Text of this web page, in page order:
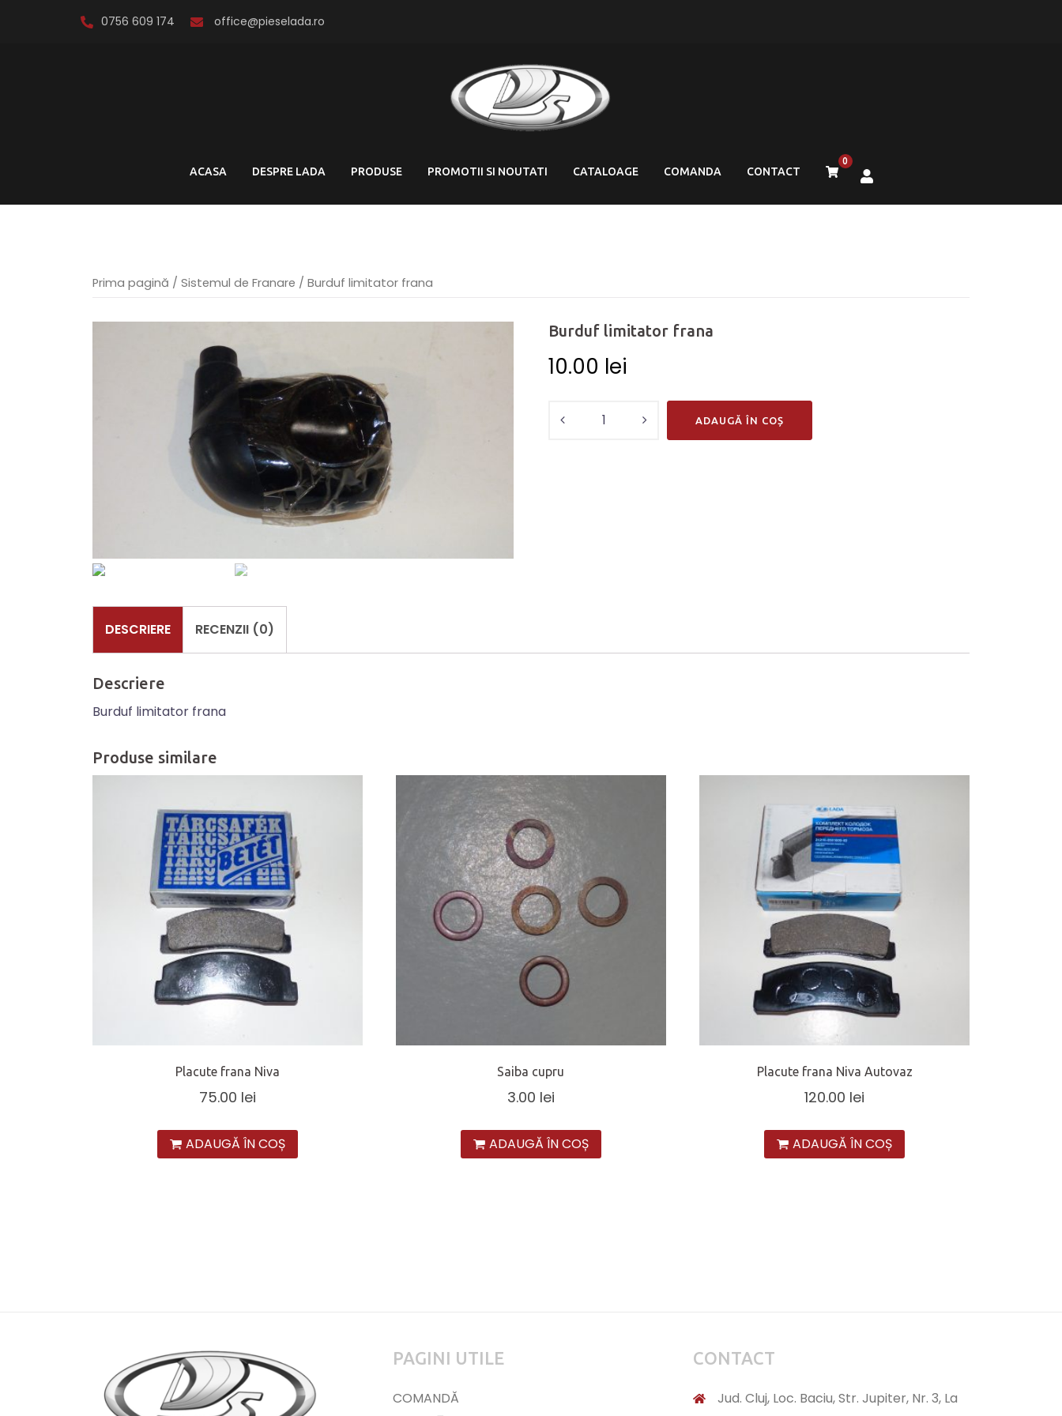
0756 609 174 office@pieselada.ro
ACASA DESPRE LADA PRODUSE PROMOTII SI NOUTATI CATALOAGE COMANDA CONTACT
0
Prima pagină / Sistemul de Franare / Burduf limitator frana
Burduf limitator frana
10.00 lei
Cantitate
ADAUGĂ ÎN COȘ
DESCRIERE RECENZII (0)
Descriere
Burduf limitator frana
Produse similare
Placute frana Niva
75.00 lei
ADAUGĂ ÎN COȘ
Saiba cupru
3.00 lei
ADAUGĂ ÎN COȘ
Placute frana Niva Autovaz
120.00 lei
ADAUGĂ ÎN COȘ
PAGINI UTILE
COMANDĂ
CONTACT
Jud. Cluj, Loc. Baciu, Str. Jupiter, Nr. 3, La